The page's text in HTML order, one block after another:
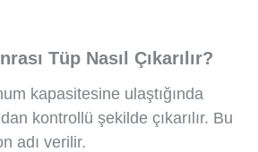
Tüp Nasıl Çıkarılır?
kapasitesine ulaştığında
kontrollü şekilde çıkarılır. Bu
adı verilir.